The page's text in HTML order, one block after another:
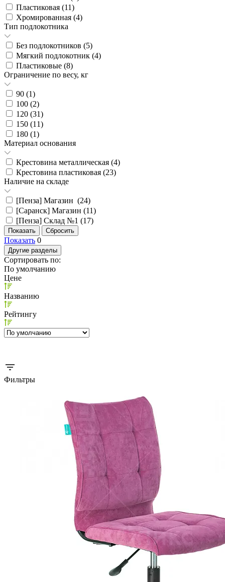
Пластиковая (11)
Хромированная (4)
Тип подлокотника
Без подлокотников (5)
Мягкий подлокотник (4)
Пластиковые (8)
Ограничение по весу, кг
90 (1)
100 (2)
120 (31)
150 (11)
180 (1)
Материал основания
Крестовина металлическая (4)
Крестовина пластиковая (23)
Наличие на складе
[Пенза] Магазин (24)
[Саранск] Магазин (11)
[Пенза] Склад №1 (17)
Показать 0
Другие разделы
Сортировать по:
По умолчанию
Цене
Названию
Рейтингу
Фильтры